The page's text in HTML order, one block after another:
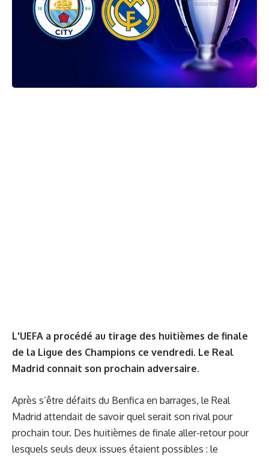
L'UEFA a procédé au tirage des huitièmes de finale
de la Ligue des Champions ce vendredi. Le Real
Madrid connait son prochain adversaire.
Après s’être défaits du Benfica en barrages, le Real
Madrid attendait de savoir quel serait son rival pour
prochain tour. Des huitièmes de finale aller-retour pour
lesquels seuls deux issues étaient possibles : le